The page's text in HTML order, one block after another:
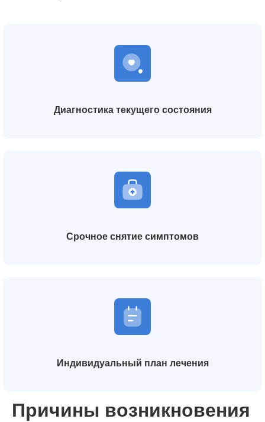
Диагностика текущего состояния
Срочное снятие симптомов
Индивидуальный план лечения
Причины возникновения